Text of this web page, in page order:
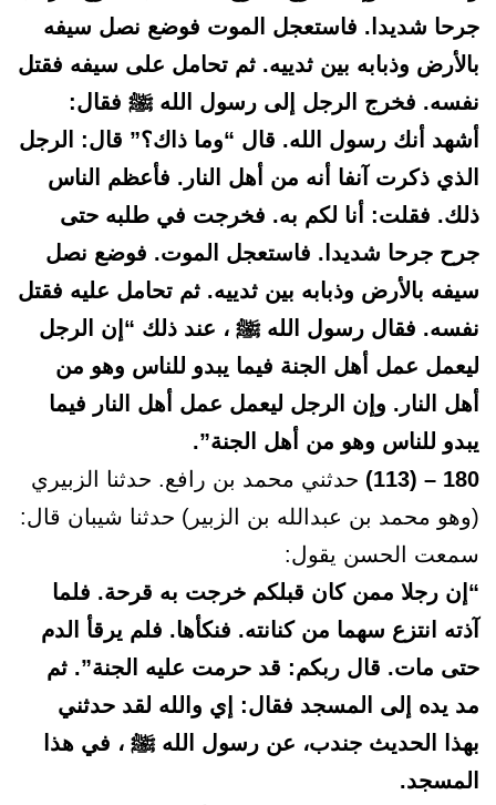
جرحا شديدا. فاستعجل الموت فوضع نصل سيفه
بالأرض وذبابه بين ثدييه. ثم تحامل على سيفه فقتل
نفسه. فخرج الرجل إلى رسول الله ﷺ فقال:
أشهد أنك رسول الله. قال “وما ذاك؟” قال: الرجل
الذي ذكرت آنفا أنه من أهل النار. فأعظم الناس
ذلك. فقلت: أنا لكم به. فخرجت في طلبه حتى
جرح جرحا شديدا. فاستعجل الموت. فوضع نصل
سيفه بالأرض وذبابه بين ثدييه. ثم تحامل عليه فقتل
نفسه. فقال رسول الله ﷺ ، عند ذلك “إن الرجل
ليعمل عمل أهل الجنة فيما يبدو للناس وهو من
أهل النار. وإن الرجل ليعمل عمل أهل النار فيما
يبدو للناس وهو من أهل الجنة”.
180 – (113)
حدثني محمد بن رافع. حدثنا الزبيري
(وهو محمد بن عبدالله بن الزبير) حدثنا شيبان قال:
سمعت الحسن يقول:
“إن رجلا ممن كان قبلكم خرجت به قرحة. فلما
آذته انتزع سهما من كنانته. فنكأها. فلم يرقأ الدم
حتى مات. قال ربكم: قد حرمت عليه الجنة”. ثم
مد يده إلى المسجد فقال: إي والله لقد حدثني
بهذا الحديث جندب، عن رسول الله ﷺ ، في هذا
المسجد.